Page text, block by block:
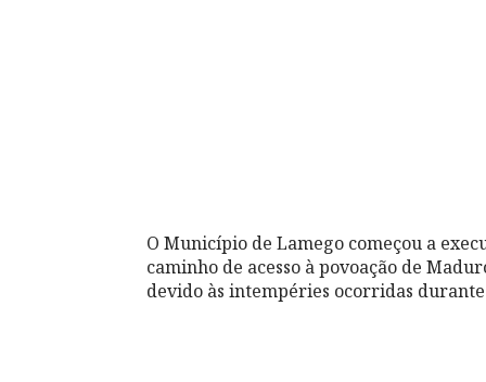
O Município de Lamego começou a
caminho de acesso à povoação de
devido às intempéries ocorridas